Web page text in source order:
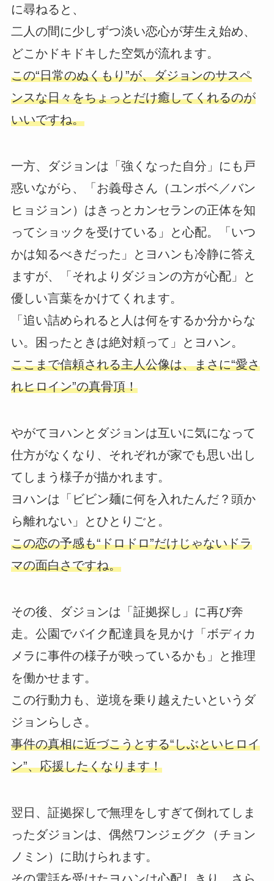
に尋ねると、
二人の間に少しずつ淡い恋心が芽生え始め、
どこかドキドキした空気が流れます。
この“日常のぬくもり”が、ダジョンのサスペ
ンスな日々をちょっとだけ癒してくれるのが
いいですね。
一方、ダジョンは「強くなった自分」にも戸
惑いながら、「お義母さん（ユンボベ／バン
ヒョジョン）はきっとカンセランの正体を知
ってショックを受けている」と心配。「いつ
かは知るべきだった」とヨハンも冷静に答え
ますが、「それよりダジョンの方が心配」と
優しい言葉をかけてくれます。
「追い詰められると人は何をするか分からな
い。困ったときは絶対頼って」とヨハン。
ここまで信頼される主人公像は、まさに“愛さ
れヒロイン”の真骨頂！
やがてヨハンとダジョンは互いに気になって
仕方がなくなり、それぞれが家でも思い出し
てしまう様子が描かれます。
ヨハンは「ビビン麺に何を入れたんだ？頭か
ら離れない」とひとりごと。
この恋の予感も“ドロドロ”だけじゃないドラ
マの面白さですね。
その後、ダジョンは「証拠探し」に再び奔
走。公園でバイク配達員を見かけ「ボディカ
メラに事件の様子が映っているかも」と推理
を働かせます。
この行動力も、逆境を乗り越えたいというダ
ジョンらしさ。
事件の真相に近づこうとする“しぶといヒロイ
ン”、応援したくなります！
翌日、証拠探しで無理をしすぎて倒れてしま
ったダジョンは、偶然ワンジェグク（チョン
ノミン）に助けられます。